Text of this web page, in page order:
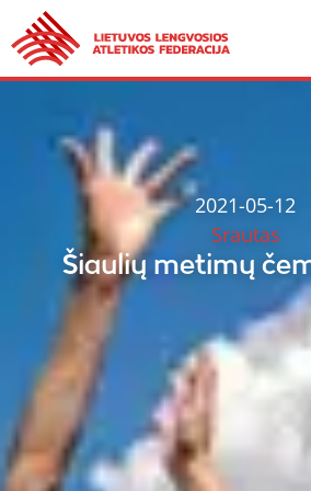
2021-05-12
Srautas
Šiaulių metimų